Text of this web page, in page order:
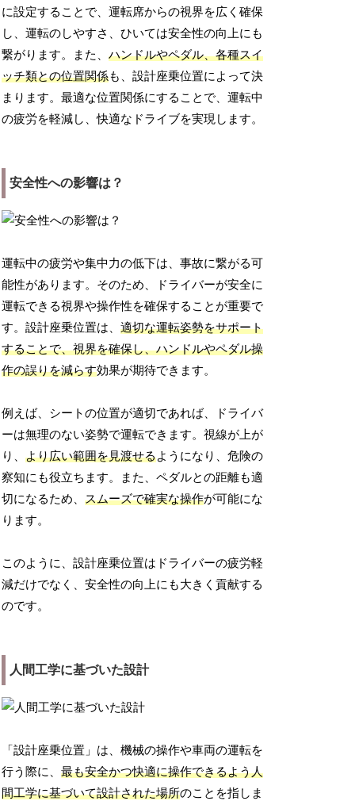
に設定することで、運転席からの視界を広く確保
し、運転のしやすさ、ひいては安全性の向上にも
繋がります。また、ハンドルやペダル、各種スイ
ッチ類との位置関係も、設計座乗位置によって決
まります。最適な位置関係にすることで、運転中
の疲労を軽減し、快適なドライブを実現します。
安全性への影響は？
運転中の疲労や集中力の低下は、事故に繋がる可
能性があります。そのため、ドライバーが安全に
運転できる視界や操作性を確保することが重要で
す。設計座乗位置は、適切な運転姿勢をサポート
することで、視界を確保し、ハンドルやペダル操
作の誤りを減らす効果が期待できます。
例えば、シートの位置が適切であれば、ドライバ
ーは無理のない姿勢で運転できます。視線が上が
り、より広い範囲を見渡せるようになり、危険の
察知にも役立ちます。また、ペダルとの距離も適
切になるため、スムーズで確実な操作が可能にな
ります。
このように、設計座乗位置はドライバーの疲労軽
減だけでなく、安全性の向上にも大きく貢献する
のです。
人間工学に基づいた設計
「設計座乗位置」は、機械の操作や車両の運転を
行う際に、最も安全かつ快適に操作できるよう人
間工学に基づいて設計された場所のことを指しま